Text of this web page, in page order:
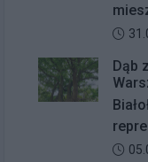
Data
Dąb
Data